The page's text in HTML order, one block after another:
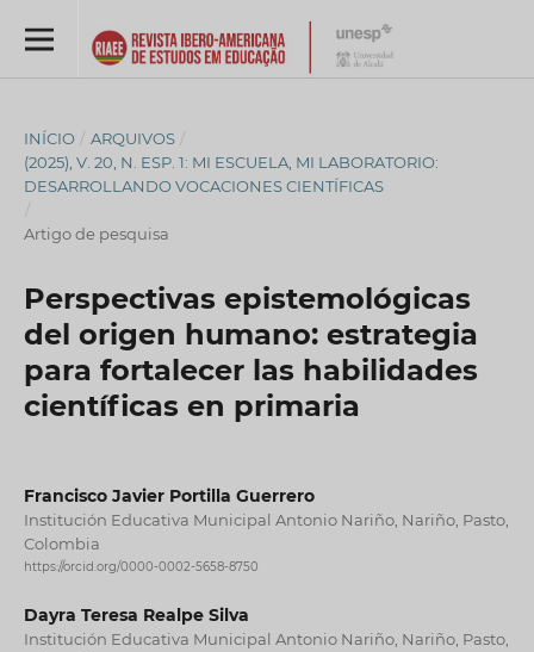
INÍCIO / ARQUIVOS /
(2025), V. 20, N. ESP. 1: MI ESCUELA, MI LABORATORIO:
DESARROLLANDO VOCACIONES CIENTÍFICAS
/
Artigo de pesquisa
Perspectivas epistemológicas
del origen humano: estrategia
para fortalecer las habilidades
científicas en primaria
Francisco Javier Portilla Guerrero
Institución Educativa Municipal Antonio Nariño, Nariño, Pasto,
Colombia
https://orcid.org/0000-0002-5658-8750
Dayra Teresa Realpe Silva
Institución Educativa Municipal Antonio Nariño, Nariño, Pasto,